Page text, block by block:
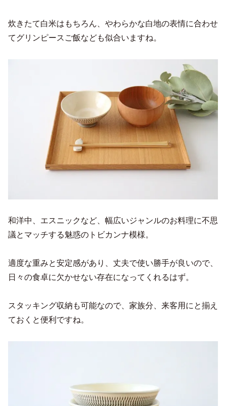
炊きたて白米はもちろん、やわらかな白地の表情に合わせ
てグリンピースご飯なども似合いますね。
和洋中、エスニックなど、幅広いジャンルのお料理に不思
議とマッチする魅惑のトビカンナ模様。
適度な重みと安定感があり、丈夫で使い勝手が良いので、
日々の食卓に欠かせない存在になってくれるはず。
スタッキング収納も可能なので、家族分、来客用にと揃え
ておくと便利ですね。